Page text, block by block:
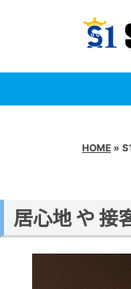
HOME »
居心地 や 接